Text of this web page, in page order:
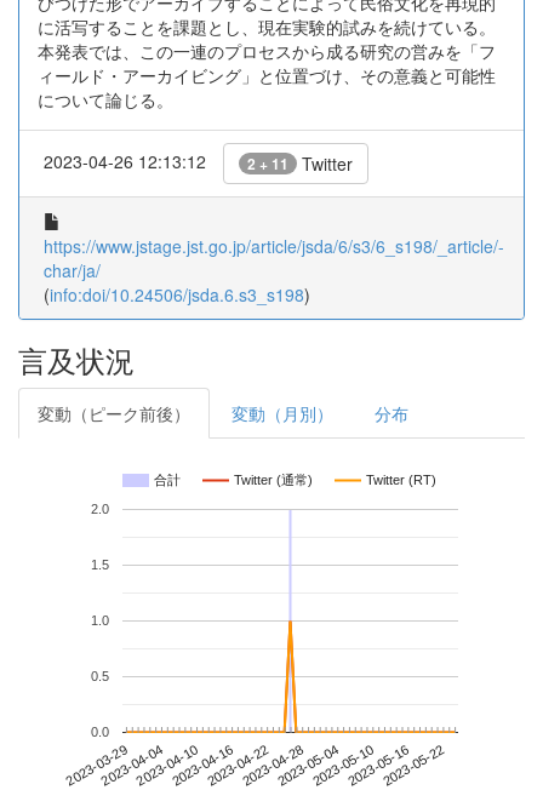
に活写することを課題とし、現在実験的試みを続けている。
本発表では、この一連のプロセスから成る研究の営みを「フ
ィールド・アーカイビング」と位置づけ、その意義と可能性
について論じる。
2023-04-26 12:13:12 2 + 11 Twitter
https://www.jstage.jst.go.jp/article/jsda/6/s3/6_s198/_article/-
char/ja/
(info:doi/10.24506/jsda.6.s3_s198)
言及状況
変動（ピーク前後） 変動（月別） 分布
合計 Twitter (通常) Twitter (RT)
2023-03-292023-04-042023-04-102023-04-162023-04-222023-04-282023-05-042023-05-102023-05-162023-05-22
0.0
0.5
1.0
1.5
2.0